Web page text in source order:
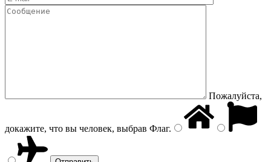
Пожалуйста,
докажите, что вы человек, выбрав Флаг.